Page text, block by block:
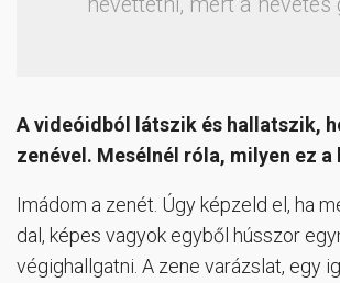
A videóidból látszik és hallatszik,
zenével. Mesélnél róla, milyen ez
Imádom a zenét. Úgy képzeld el, ha
dal, képes vagyok egyből hússzor
végighallgatni. A zene varázslat, egy